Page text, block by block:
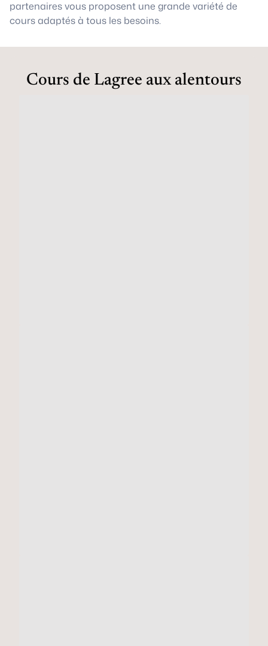
partenaires vous proposent une grande variété de
cours adaptés à tous les besoins.
Cours de Lagree aux alentours